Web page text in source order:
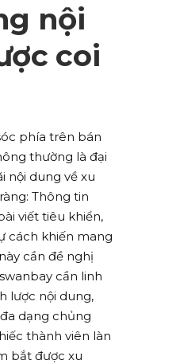
nội
coi
phía trên bán
thường là đại
nội dung về xu
Thông tin
viết tiêu khiển,
cách khiến mang
cần đề nghị
cần linh
lược nội dung,
dạng chủng
thành viên làn
bắt được xu